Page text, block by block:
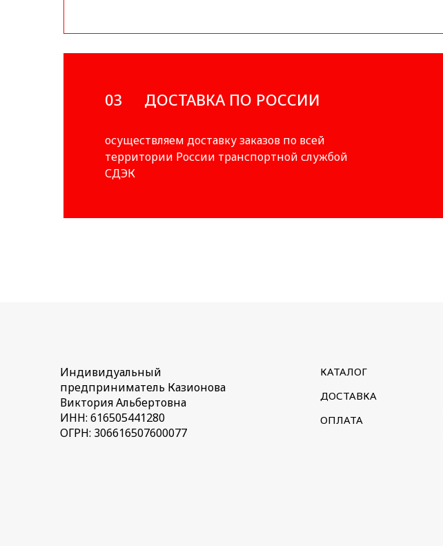
ДОСТАВКА ПО РОССИИ
03
осуществляем доставку заказов по всей
территории России транспортной службой
СДЭК
Индивидуальный
предприниматель Казионова
Виктория Альбертовна
ИНН: 616505441280
ОГРН: 306616507600077
КАТАЛОГ
ДОСТАВКА
ОПЛАТА